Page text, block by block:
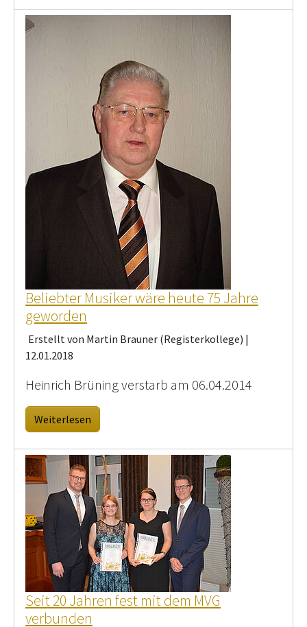
Beliebter Musiker wäre heute 75 Jahre
geworden
Erstellt von Martin Brauner (Registerkollege) |
12.01.2018
Heinrich Brüning verstarb am 06.04.2014
Weiterlesen
Seit 20 Jahren fest mit dem MVG
verbunden